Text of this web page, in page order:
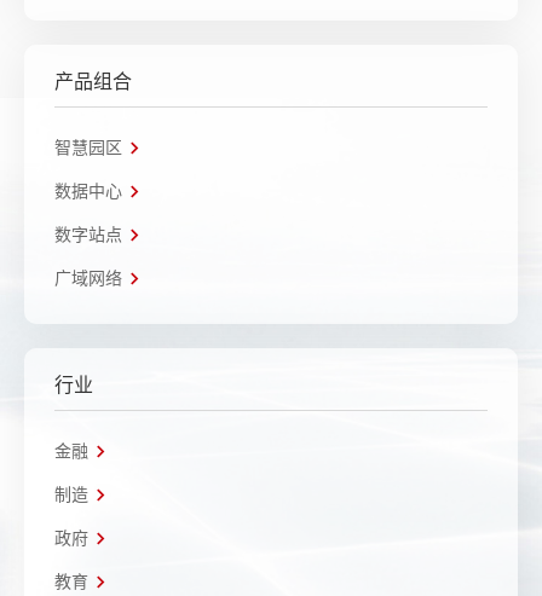
产品组合
智慧园区
数据中心
数字站点
广域网络
行业
金融
制造
政府
教育